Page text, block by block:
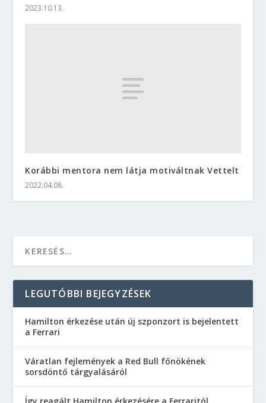
2023.10.13.
Korábbi mentora nem látja motiváltnak Vettelt
2022.04.08.
LEGUTÓBBI BEJEGYZÉSEK
Hamilton érkezése után új szponzort is bejelentett
a Ferrari
Váratlan fejlemények a Red Bull főnökének
sorsdöntő tárgyalásáról